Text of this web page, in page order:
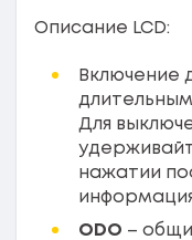
Описание LCD:
Включение
Для
нажатии
ODO –